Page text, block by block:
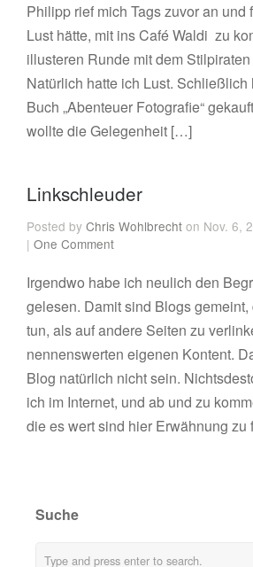
Philipp rief mich Tags zuvor an und
Lust hätte, mit ins Café Waldi zu
illusteren Runde mit dem
Natürlich hatte ich Lust. Schließlich
Buch „Abenteuer Fotografie“
wollte die Gelegenheit […]
Linkschleuder
Posted by Chris Wohlbrecht on Nov. 6,
| One Comment
Irgendwo habe ich neulich den
gelesen. Damit sind Blogs
tun, als auf andere Seiten zu
nennenswerten eigenen Kontent.
Blog natürlich nicht sein.
ich im Internet, und ab und zu
die es wert sind hier Erwähnung
Suche